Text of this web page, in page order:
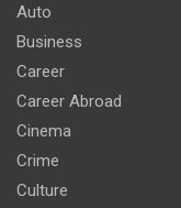
Auto
Business
Career
Career Abroad
Cinema
Crime
Culture